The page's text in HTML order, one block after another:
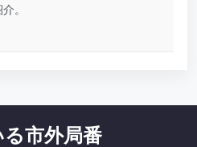
。
市外局番